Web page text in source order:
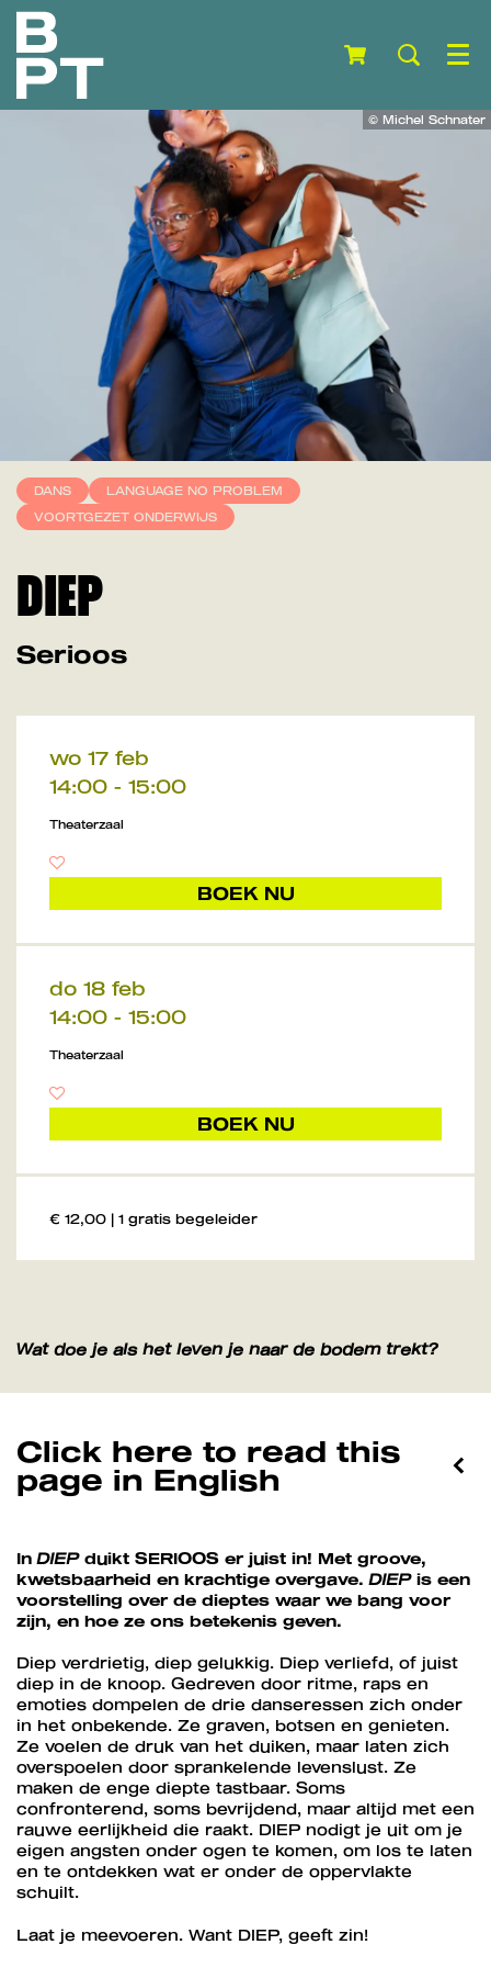
Menu
© Michel Schnater
DANS
LANGUAGE NO PROBLEM
VOORTGEZET ONDERWIJS
DIEP
Serioos
wo 17 feb
14:00 - 15:00
Theaterzaal
BOEK NU
do 18 feb
14:00 - 15:00
Theaterzaal
BOEK NU
€ 12,00 | 1 gratis begeleider
Wat doe je als het leven je naar de bodem trekt?
Click here to read this
page in English
InDIEPduikt SERIOOS er juist in! Met groove,
kwetsbaarheid en krachtige overgave.DIEPis een
voorstelling over de dieptes waar we bang voor
zijn, en hoe ze ons betekenis geven.
Diep verdrietig, diep gelukkig. Diep verliefd, of juist
diep in de knoop. Gedreven door ritme, raps en
emoties dompelen de drie danseressen zich onder
in het onbekende. Ze graven, botsen en genieten.
Ze voelen de druk van het duiken, maar laten zich
overspoelen door sprankelende levenslust. Ze
maken de enge diepte tastbaar. Soms
confronterend, soms bevrijdend, maar altijd met een
rauwe eerlijkheid die raakt. DIEP nodigt je uit om je
eigen angsten onder ogen te komen, om los te laten
en te ontdekken wat er onder de oppervlakte
schuilt.
Laat je meevoeren. Want DIEP, geeft zin!